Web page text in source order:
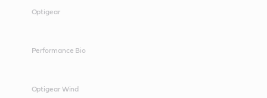
Optigear
Performance Bio
Optigear Wind